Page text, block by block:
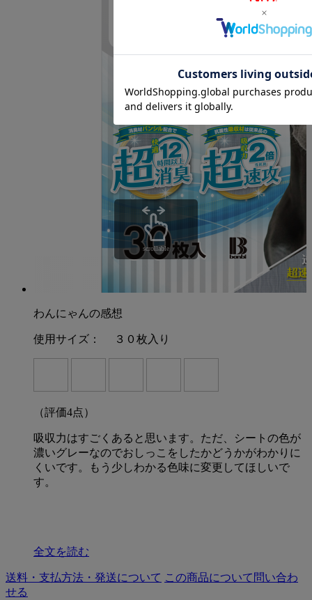
わんにゃんの感想
使用サイズ： ３０枚入り
（評価4点）
吸収力はすごくあると思います。ただ、シートの色が
濃いグレーなのでおしっこをしたかどうかがわかりに
くいです。もう少しわかる色味に変更してほしいで
す。
全文を読む
scrollable
送料・支払方法・発送について この商品について問い合わ
せる